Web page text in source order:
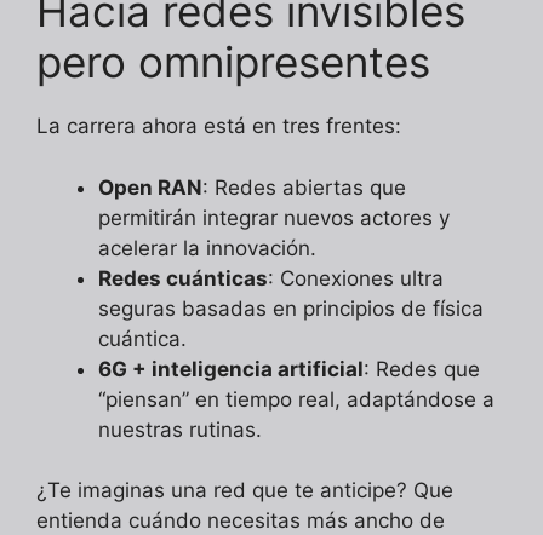
Hacia redes invisibles
pero omnipresentes
La carrera ahora está en tres frentes:
Open RAN: Redes abiertas que
permitirán integrar nuevos actores y
acelerar la innovación.
Redes cuánticas: Conexiones ultra
seguras basadas en principios de física
cuántica.
6G + inteligencia artificial: Redes que
“piensan” en tiempo real, adaptándose a
nuestras rutinas.
¿Te imaginas una red que te anticipe? Que
entienda cuándo necesitas más ancho de